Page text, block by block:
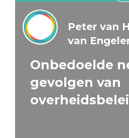
Peter van
van
Onbedoelde
gevolgen van